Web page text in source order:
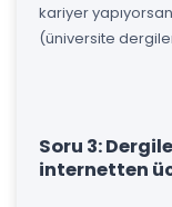
kariyer
(üniversite
Soru 3:
internetten